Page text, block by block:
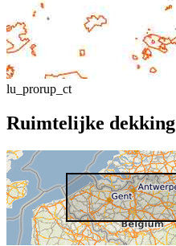
lu_prorup_ct
Ruimtelijke dekking